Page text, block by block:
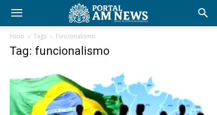
Início Tags Funcionalismo
Tag: funcionalismo